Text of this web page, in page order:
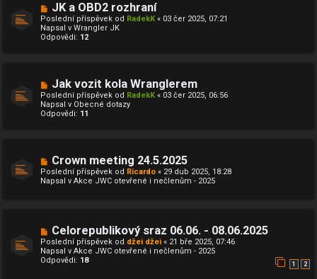
p
ě
v
e
o
v
ý
p
ě
v
e
k
JK a OBD2 rozhraní
Poslední příspěvek od RadekK « 03 čer 2025, 07:21
Napsal v Wrangler JK
Odpovědi: 12
o
v
ý
p
p
ě
v
e
Jak vozit kola Wranglerem
Poslední příspěvek od RadekK « 03 čer 2025, 06:56
Napsal v Obecné dotazy
Odpovědi: 11
N
o
v
ý
p
ě
v
e
Crown meeting 24.5.2025
Poslední příspěvek od Ricardo « 29 dub 2025, 18:28
Napsal v Akce JWC otevřené i nečlenům - 2025
N
o
v
ý
p
Celorepublikový sraz 06.06. - 08.06.2025
Poslední příspěvek od džei džei « 21 bře 2025, 07:46
Napsal v Akce JWC otevřené i nečlenům - 2025
Odpovědi: 18 1 2